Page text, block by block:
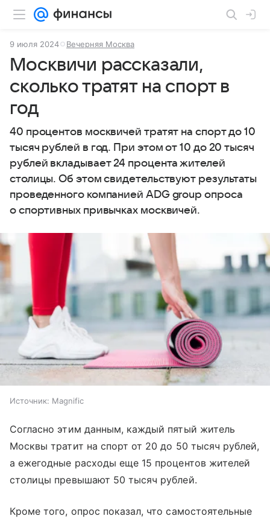
9 июля 2024 Вечерняя Москва
Москвичи рассказали,
сколько тратят на спорт в
год
40 процентов москвичей тратят на спорт до 10
тысяч рублей в год. При этом от 10 до 20 тысяч
рублей вкладывает 24 процента жителей
столицы. Об этом свидетельствуют результаты
проведенного компанией ADG group опроса
о спортивных привычках москвичей.
Источник: Magnific
Согласно этим данным, каждый пятый житель
Москвы тратит на спорт от 20 до 50 тысяч рублей,
а ежегодные расходы еще 15 процентов жителей
столицы превышают 50 тысяч рублей.
Кроме того, опрос показал, что самостоятельные